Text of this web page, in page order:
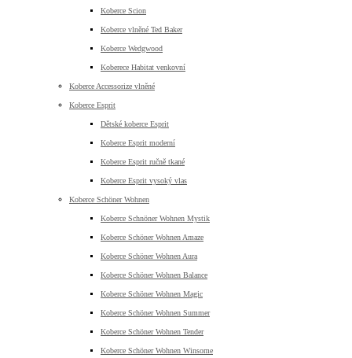
Koberce Scion
Koberce vlněné Ted Baker
Koberce Wedgwood
Koberece Habitat venkovní
Koberce Accessorize vlněné
Koberce Esprit
Dětské koberce Esprit
Koberce Esprit moderní
Koberce Esprit ručně tkané
Koberce Esprit vysoký vlas
Koberce Schöner Wohnen
Koberce Schnöner Wohnen Mystik
Koberce Schöner Wohnen Amaze
Koberce Schöner Wohnen Aura
Koberce Schöner Wohnen Balance
Koberce Schöner Wohnen Magic
Koberce Schöner Wohnen Summer
Koberce Schöner Wohnen Tender
Koberce Schöner Wohnen Winsome